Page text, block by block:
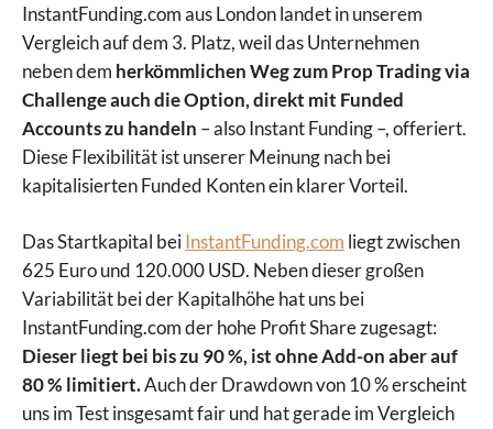
InstantFunding.com aus London landet in unserem
Vergleich auf dem 3. Platz, weil das Unternehmen
neben dem herkömmlichen Weg zum Prop Trading via
Challenge auch die Option, direkt mit Funded
Accounts zu handeln – also Instant Funding –, offeriert.
Diese Flexibilität ist unserer Meinung nach bei
kapitalisierten Funded Konten ein klarer Vorteil.
Das Startkapital beiInstantFunding.com liegt zwischen
625 Euro und 120.000 USD. Neben dieser großen
Variabilität bei der Kapitalhöhe hat uns bei
InstantFunding.com der hohe Profit Share zugesagt:
Dieser liegt bei bis zu 90 %, ist ohne Add-on aber auf
80 % limitiert.Auch der Drawdown von 10 % erscheint
uns im Test insgesamt fair und hat gerade im Vergleich